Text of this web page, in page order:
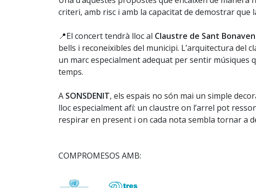
criteri, amb risc i amb la capacitat de demostrar que
📍El concert tendrà lloc al Claustre de Sant
bells i reconeixibles del municipi. L’arquitectura del
un marc especialment adequat per sentir músiques
temps.
A SONSDENIT, els espais no són mai un simple
lloc especialment afí: un claustre on l’arrel pot
respirar en present i on cada nota sembla tornar a
COMPROMESOS AMB: